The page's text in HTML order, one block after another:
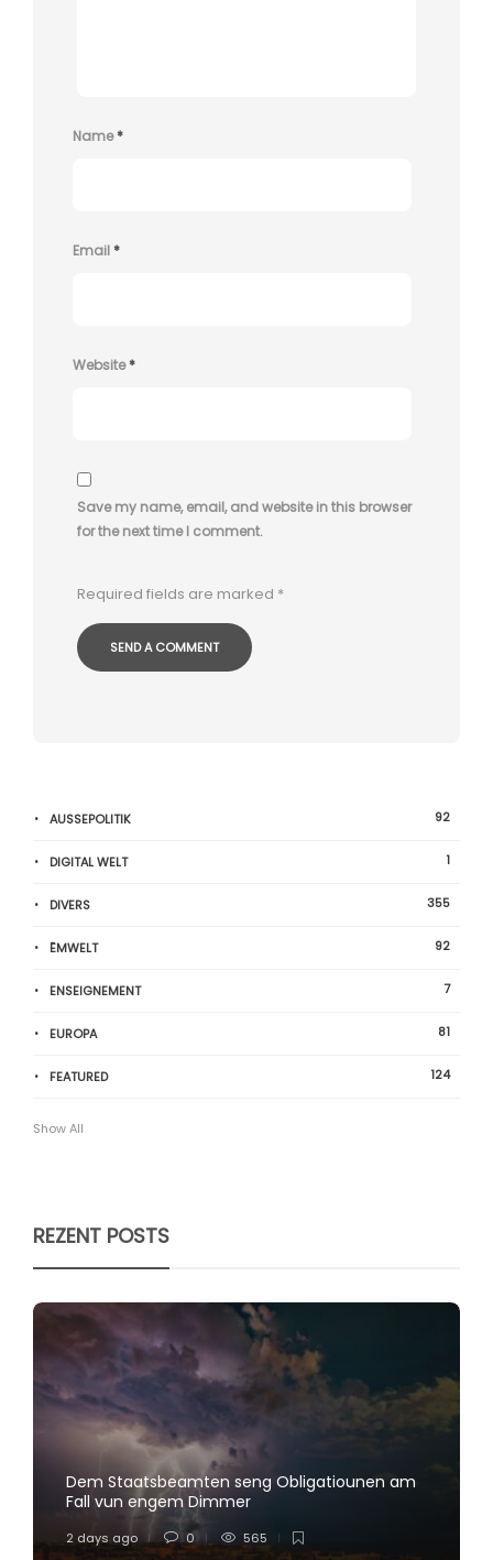
Name*
Email*
Website*
Save my name, email, and website in this browser
for the next time I comment.
Required fields are marked *
AUSSEPOLITIK 92
DIGITAL WELT 1
DIVERS 355
ËMWELT 92
ENSEIGNEMENT 7
EUROPA 81
FEATURED 124
Show All
REZENT POSTS
Dem Staatsbeamten seng Obligatiounen am
Fall vun engem Dimmer
2 days ago 0 565